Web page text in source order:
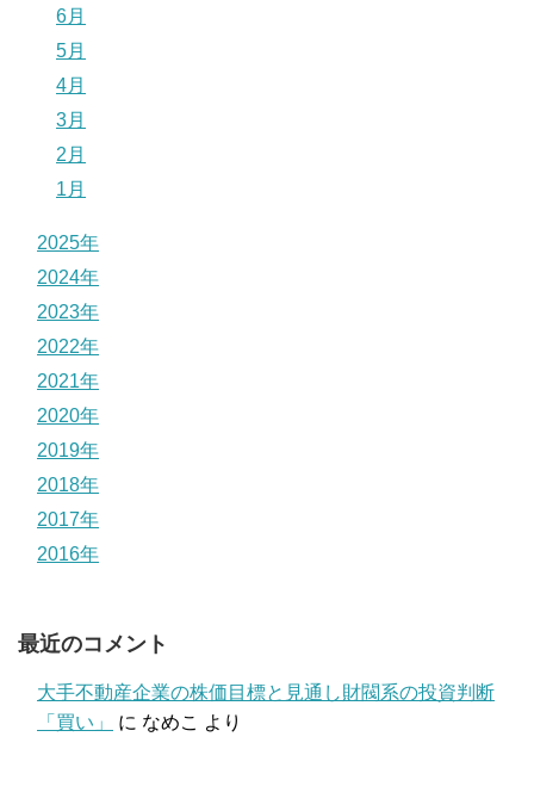
6月
5月
4月
3月
2月
1月
2025年
2024年
2023年
2022年
2021年
2020年
2019年
2018年
2017年
2016年
最近のコメント
大手不動産企業の株価目標と見通し財閥系の投資判断
「買い」
に なめこ より